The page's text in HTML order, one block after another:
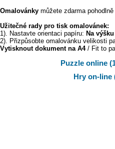
Omalovánky můžete zdarma
Užitečné rady pro tisk omalovánek:
1). Nastavte orientaci papíru: Na výšku
2). Přizpůsobte omalovánku velikosti
Vytisknout dokument na A4/ Fit to
Puzzle online
Hry on-line